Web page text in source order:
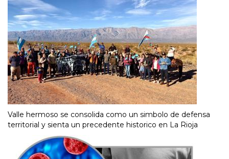
Valle hermoso se consolida como un simbolo de defensa
territorial y sienta un precedente historico en La Rioja